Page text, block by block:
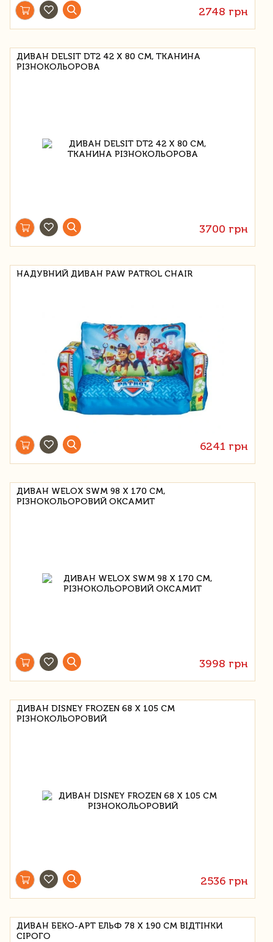
2748 грн
ДИВАН DELSIT DT2 42 Х 80 СМ, ТКАНИНА
РІЗНОКОЛЬОРОВА
3700 грн
НАДУВНИЙ ДИВАН PAW PATROL CHAIR
6241 грн
ДИВАН WELOX SWM 98 Х 170 СМ,
РІЗНОКОЛЬОРОВИЙ ОКСАМИТ
3998 грн
ДИВАН DISNEY FROZEN 68 Х 105 СМ
РІЗНОКОЛЬОРОВИЙ
2536 грн
ДИВАН БЕКО-АРТ ЕЛЬФ 78 Х 190 СМ ВІДТІНКИ
СІРОГО